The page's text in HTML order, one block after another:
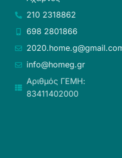
210 2318862
698 2801866
info@homeg.gr
Αριθμός ΓΕΜΗ:
83411402000